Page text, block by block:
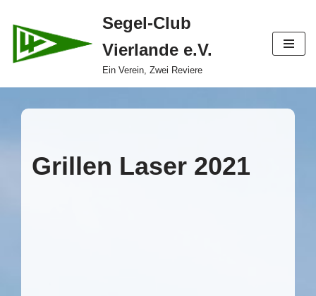
Zum
Inhalt
Segel-Club
Vierlande e.V.
Ein Verein, Zwei Reviere
Grillen Laser 2021